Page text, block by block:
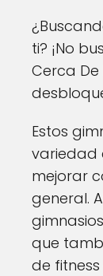
ti? ¡No
Cerca
Estos
variedad
mejorar
general.
que
de